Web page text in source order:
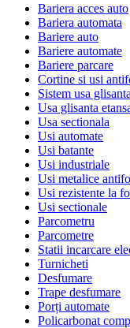
Bariera acces auto
Bariera automata
Bariere auto
Bariere automate
Bariere parcare
Cortine si usi
Sistem usa glisanta
Usa glisanta
Usa sectionala
Usi automate
Usi batante
Usi industriale
Usi metalice
Usi rezistente la
Usi sectionale
Parcometru
Parcometre
Statii incarcare
Turnicheti
Desfumare
Trape desfumare
Porți automate
Policarbonat